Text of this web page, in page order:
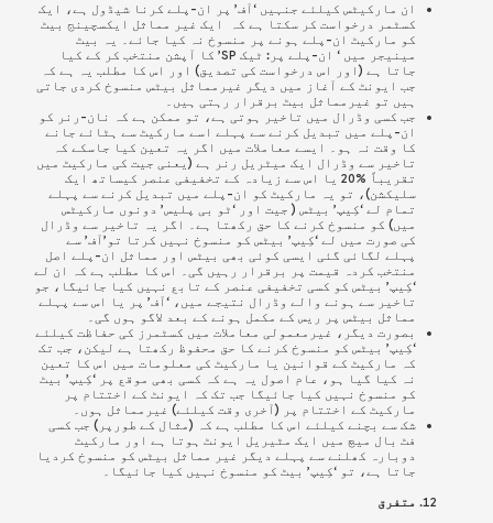
ان مارکیٹس کیلئے جنہیں ‘آف’ پر ان-پلے کرنا شیڈول ہے، ایک
کسٹمر درخواست کر سکتا ہے کہ ایک غیر مماثل ایکسچینج بیٹ
کو مارکیٹ ان-پلے ہونے پر منسوخ نہ کیا جائے۔ یہ بیٹ
مینیجر میں ‘ ان-پلے پر: ٹیک SP’ کا آپشن منتخب کر کے کیا
جاتا ہے (اور اس درخواست کی تصدیق) اور اس کا مطلب یہ ہے کہ
جب ایونٹ کے آغاز میں دیگر غیرمماثل بیٹس منسوخ کردی جاتی
ہیں تو غیرمماثل بیٹ برقرار رہتی ہیں۔
جب کسی وڈرال میں تاخیر ہوتی ہے، تو ممکن ہے کہ نان-رنر کو
ان-پلے میں تبدیل کرنے سے پہلے اسے مارکیٹ سے ہٹائے جانے
کا وقت نہ ہو۔ ایسے معاملات میں اگر یہ تعین کیا جاسکے کہ
تاخیر سے وڈرال ایک میٹریل رنر ہے (یعنی جیت کی مارکیٹ میں
تقریباً %20 یا اس سے زیادہ کے تخفیفی عنصر کیساتھ ایک
سلیکشن)، تو یہ مارکیٹ کو ان-پلے میں تبدیل کرنے سے پہلے
تمام لے ‘کِیپ’ بیٹس ( جیت اور ‘ٹو بی پلیس’ دونوں مارکیٹس
میں) کو منسوخ کرنے کا حق رکھتا ہے۔ اگر یہ تاخیر سے وڈرال
کی صورت میں لے ‘کِیپ’ بیٹس کو منسوخ نہیں کرتا تو’آف’ سے
پہلے لگائی گئی ایسی کوئی بھی بیٹس اور مماثل ان-پلے اصل
منتخب کردہ قیمت پر برقرار رہیں گی۔ اس کا مطلب ہے کہ ان لے
‘کِیپ’ بیٹس کو کسی تخفیفی عنصر کے تابع نہیں کیا جائیگا، جو
تاخیر سے ہونے والے وڈرال نتیجے میں، ‘آف’ پر یا اس سے پہلے
مماثل بیٹس پر ریس کے مکمل ہونے کے بعد لاگو ہوں گی۔
بصورت دیگر، غیرمعمولی معاملات میں کسٹمرز کی حفاظت کیلئے
‘کِیپ’ بیٹس کو منسوخ کرنے کا حق محفوظ رکھتا ہے لیکن، جب تک
کہ مارکیٹ کے قوانین یا مارکیٹ کی معلومات میں اس کا تعین
نہ کیا گیا ہو، عام اصول یہ ہے کہ کسی بھی موقع پر ‘کِیپ’ بیٹ
کو منسوخ نہیں کیا جائیگا جب تک کہ ایونٹ کے اختتام پر
مارکیٹ کے اختتام پر (آخری وقت کیلئے) غیرمماثل ہوں۔
شک سے بچنے کیلئے اس کا مطلب ہے کہ (مثال کے طورپر) جب کسی
فٹ بال میچ میں ایک مٹیریل ایونٹ ہوتا ہے اور مارکیٹ
دوبارہ کھلنے سے پہلے دیگر غیر مماثل بیٹس کو منسوخ کردیا
جاتا ہے، تو ‘کِیپ’ بیٹ کو منسوخ نہیں کیا جائیگا۔
متفرق